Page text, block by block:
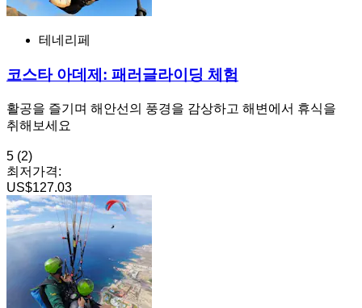
테네리페
코스타 아데제: 패러글라이딩 체험
활공을 즐기며 해안선의 풍경을 감상하고 해변에서 휴식을
취해보세요
5 (2)
최저가격:
US$127.03